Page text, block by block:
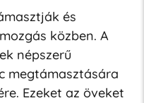
és
közben. A
népszerű
megtámasztására
Ezeket az öveket